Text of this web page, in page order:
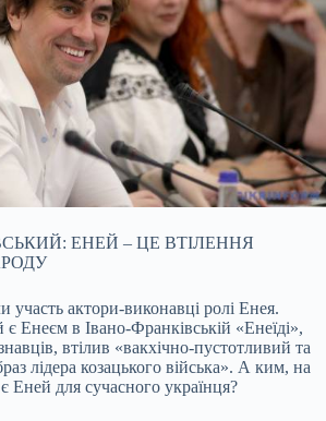
ЕНЕЙ – ЦЕ ВТІЛЕННЯ
участь актори-виконавці ролі Енея.
Енеєм в Івано-Франківській «Енеїді»,
втілив «вакхічно-пустотливий та
лідера козацького війська». А ким, на
Еней для сучасного українця?